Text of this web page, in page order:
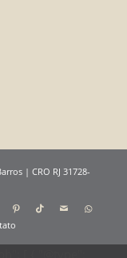
| CRO RJ 31728-